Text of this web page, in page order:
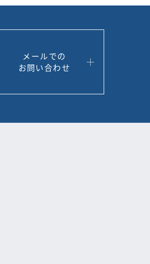
メールでの
お問い合わせ